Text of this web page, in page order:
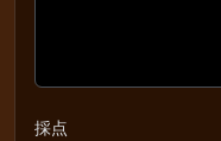
採点